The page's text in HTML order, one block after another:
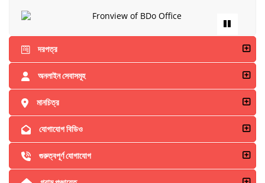
দরপত্র
অনলাইন সেবাসমূহ
মানচিত্র
যোগাযোগ বিডিও
গুরুত্বপূর্ণ যোগাযোগ